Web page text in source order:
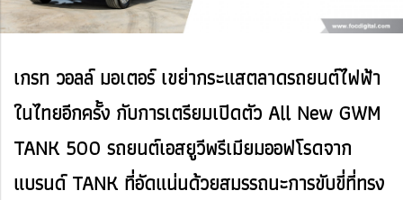
เกรท วอลล์ มอเตอร์ เขย่ากระแสตลาดรถยนต์ไฟฟ้า
ในไทยอีกครั้ง กับการเตรียมเปิดตัว All New GWM
TANK 500 รถยนต์เอสยูวีพรีเมียมออฟโรดจาก
แบรนด์ TANK ที่อัดแน่นด้วยสมรรถนะการขับขี่ที่ทรง